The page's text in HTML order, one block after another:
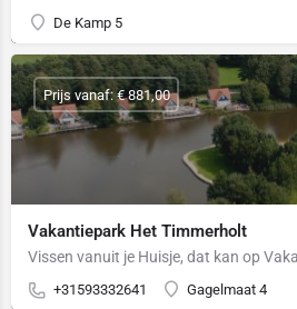
De Kamp 5
Vakantiepark Het Timmerholt
+31593332641 Gagelmaat 4
Prijs vanaf: € 881,00